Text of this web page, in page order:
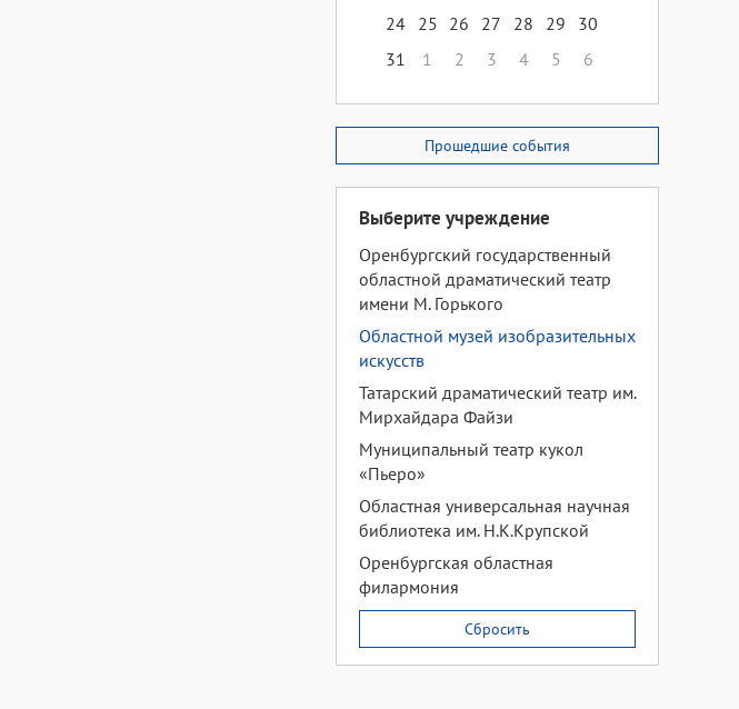
24 25 26 27 28 29
30
31
1 2 3 4 5 6
Прошедшие события
Выберите учреждение
Оренбургский государственный
областной драматический театр
имени М. Горького
Областной музей изобразительных
искусств
Татарский драматический театр им.
Мирхайдара Файзи
Муниципальный театр кукол
«Пьеро»
Областная универсальная научная
библиотека им. Н.К.Крупской
Оренбургская областная
филармония
Сбросить